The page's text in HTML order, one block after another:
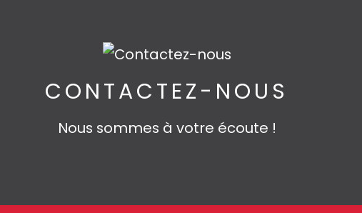
CONTACTEZ-NOUS
Nous sommes à votre écoute !